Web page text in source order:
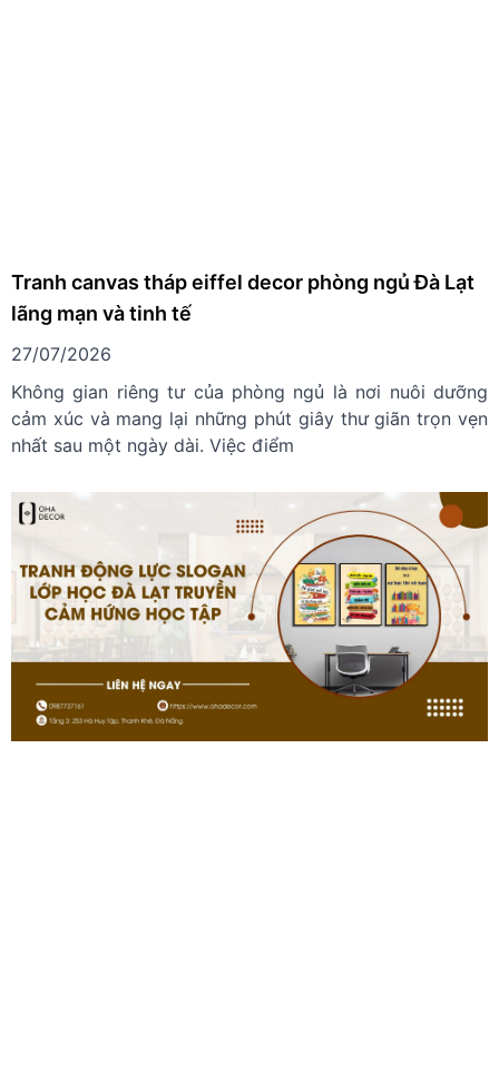
Tranh canvas tháp eiffel decor phòng ngủ Đà Lạt
lãng mạn và tinh tế
27/07/2026
Không gian riêng tư của phòng ngủ là nơi nuôi dưỡng
cảm xúc và mang lại những phút giây thư giãn trọn vẹn
nhất sau một ngày dài. Việc điểm